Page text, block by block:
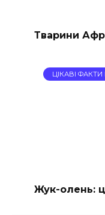
Тварини
ЦІКАВІ
Жук-олень: